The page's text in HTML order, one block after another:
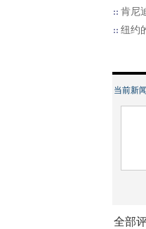
肯尼
纽约
当前新
全部